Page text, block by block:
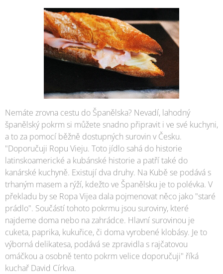
Nemáte zrovna cestu do Španělska? Nevadí, lahodný
španělský pokrm si můžete snadno připravit i ve své kuchyni,
a to za pomocí běžně dostupných surovin v Česku.
"Doporučuji Ropu Vieju. Toto jídlo sahá do historie
latinskoamerické a kubánské historie a patří také do
kanárské kuchyně. Existují dva druhy. Na Kubě se podává s
trhaným masem a rýží, kdežto ve Španělsku je to polévka. V
překladu by se Ropa Vijea dala pojmenovat něco jako "staré
prádlo". Součástí tohoto pokrmu jsou suroviny, které
najdeme doma nebo na zahrádce. Hlavní surovinou je
cuketa, paprika, kukuřice, či doma vyrobené klobásy. Je to
výborná delikatesa, podává se zpravidla s rajčatovou
omáčkou a osobně tento pokrm velice doporučuji" říká
kuchař David Církva.